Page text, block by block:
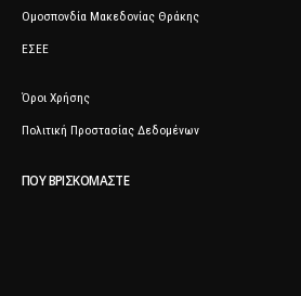
Ομοσπονδία Μακεδονίας Θράκης
ΕΣΕΕ
Όροι Χρήσης
Πολιτική Προστασίας Δεδομένων
ΠΟΥ ΒΡΙΣΚΌΜΑΣΤΕ